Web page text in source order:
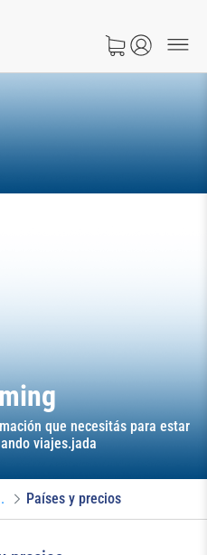
que necesitás para estar
viajes.jada
Países y precios